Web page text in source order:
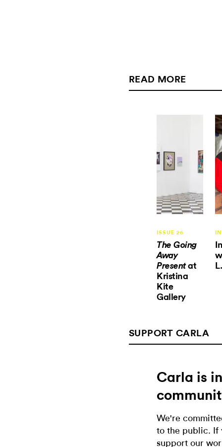
READ MORE
ISSUE 26
The Going
Away
Presentat
Kristina
Kite
Gallery
SUPPORT CARLA
Carla is
We're
to the public. If
support our